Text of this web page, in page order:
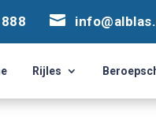


Rijles
Rijles